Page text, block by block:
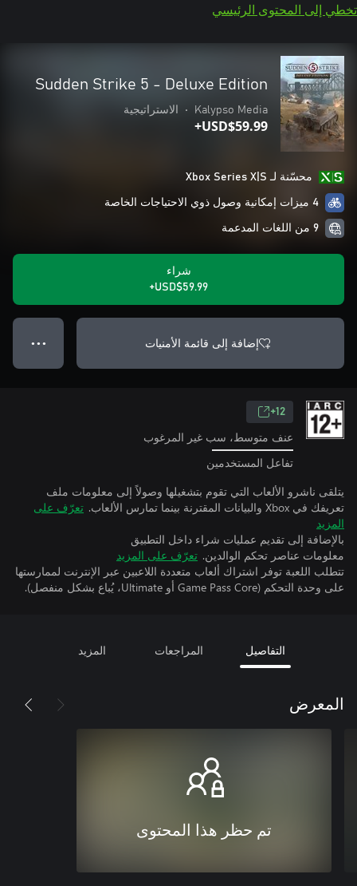
تخطي إلى المحتوى الرئيسي
Sudden Strike 5 - Deluxe Edition
Kalypso Media
• الاستراتيجية
USD$59.99+
محسّنة لـ Xbox Series X|S
4 ميزات إمكانية وصول ذوي الاحتياجات الخاصة
9 من اللغات المدعمة
شراء
USD$59.99+
إضافة إلى قائمة الأمنيات ● ● ●
12+
عنف متوسط، سب غير المرغوب
تفاعل المستخدمين
يتلقى ناشرو الألعاب التي تقوم بتشغيلها وصولاً إلى معلومات ملف
تعريفك في Xbox والبيانات المقترنة بينما تمارس الألعاب.
تعرّف على
المزيد
بالإضافة إلى تقديم عمليات شراء داخل التطبيق
معلومات عناصر تحكم الوالدين. تعرّف على المزيد
تتطلب اللعبة توفر اشتراك ألعاب متعددة اللاعبين عبر الإنترنت لممارستها
على وحدة التحكم (Game Pass Core أو Ultimate، يُباع بشكل منفصل).
التفاصيل المراجعات المزيد
المعرض
تم حظر هذا المحتوى